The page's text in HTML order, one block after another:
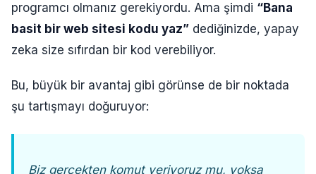
programcı olmanız gerekiyordu. Ama şimdi “Bana
basit bir web sitesi kodu yaz” dediğinizde, yapay
zeka size sıfırdan bir kod verebiliyor.
Bu, büyük bir avantaj gibi görünse de bir noktada
şu tartışmayı doğuruyor:
Biz gerçekten komut veriyoruz mu, yoksa